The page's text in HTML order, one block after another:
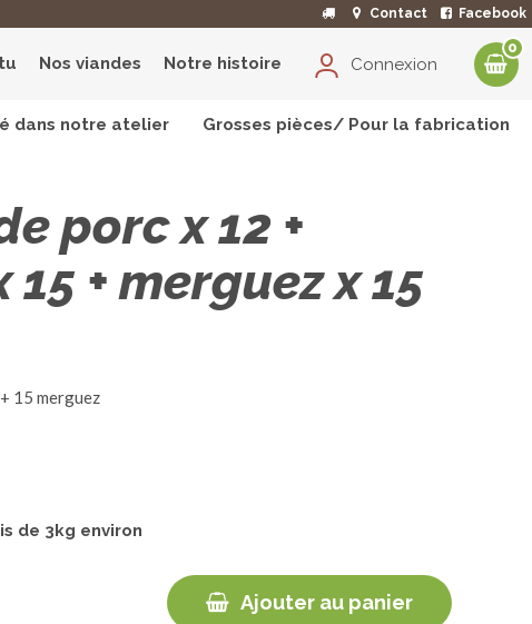
Contact Facebook
Connexion
0
Nos viandes Notre histoire
dans notre atelier Grosses pièces/ Pour la fabrication
12 + chipolatas x 15 + merguez x 15
porc x 12 +
+ merguez x 15
15 merguez
de 3kg environ
Ajouter au panier